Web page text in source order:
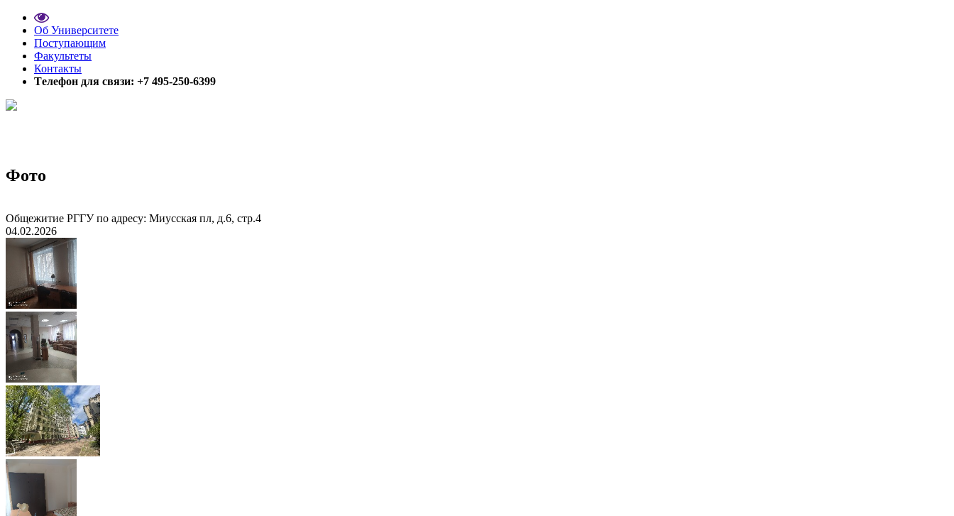
Об Университете
Поступающим
Факультеты
Контакты
Tелефон для связи: +7 495-250-6399
Фото
Общежитие РГГУ по адресу: Миусская пл, д.6, стр.4
04.02.2026